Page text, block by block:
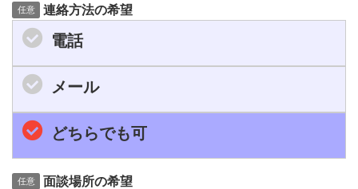
任意 連絡方法の希望
電話
メール
どちらでも可
任意 面談場所の希望